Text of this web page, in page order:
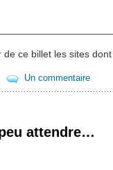
ce billet les sites
Un commentaire
attendre…